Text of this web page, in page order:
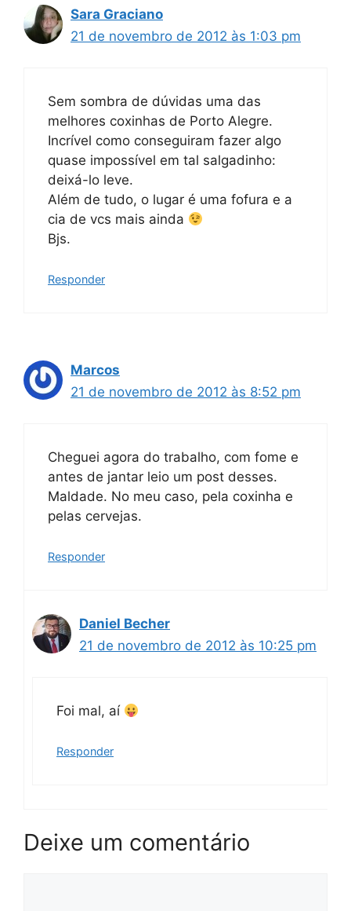
Sara Graciano
21 de novembro de 2012 às 1:03 pm
Sem sombra de dúvidas uma das
melhores coxinhas de Porto Alegre.
Incrível como conseguiram fazer algo
quase impossível em tal salgadinho:
deixá-lo leve.
Além de tudo, o lugar é uma fofura e a
cia de vcs mais ainda
Bjs.
Responder
Marcos
21 de novembro de 2012 às 8:52 pm
Cheguei agora do trabalho, com fome e
antes de jantar leio um post desses.
Maldade. No meu caso, pela coxinha e
pelas cervejas.
Responder
Daniel Becher
21 de novembro de 2012 às 10:25 pm
Foi mal, aí
Responder
Deixe um comentário